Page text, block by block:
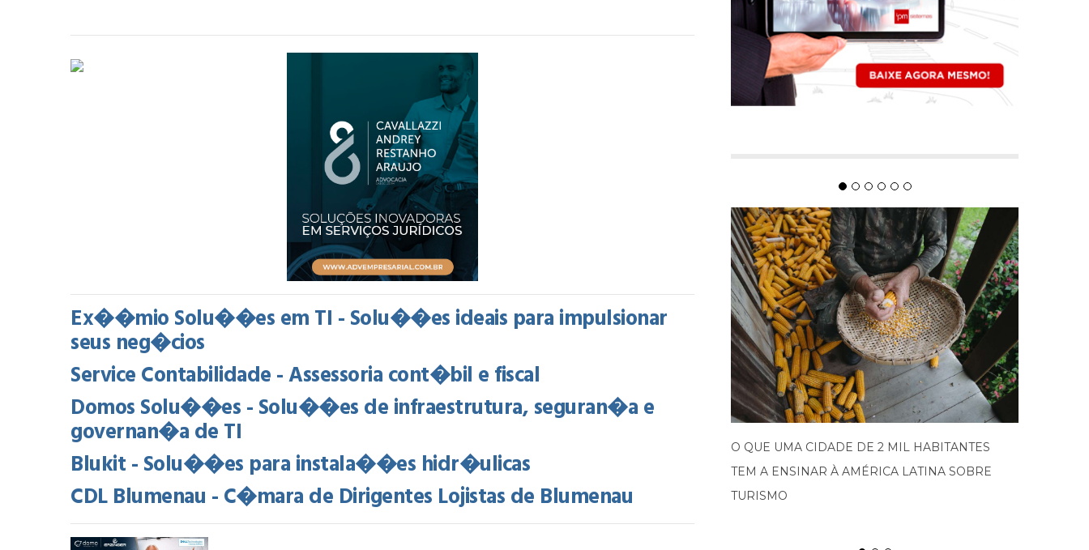
Ex��mio Solu��es em TI - Solu��es ideais para impulsionar
seus neg�cios
Service Contabilidade - Assessoria cont�bil e fiscal
Domos Solu��es - Solu��es de infraestrutura, seguran�a e
governan�a de TI
Blukit - Solu��es para instala��es hidr�ulicas
CDL Blumenau - C�mara de Dirigentes Lojistas de Blumenau
PROGRAMA IMPULSIONA EMPRESAS DO VALE
EUROPEU AO MERCADO INTERNACIONAL E